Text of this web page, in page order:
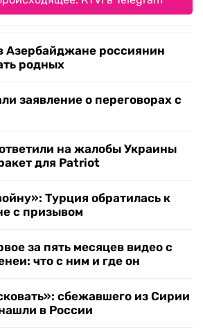
россиянин
родных
заявление о переговорах с
на жалобы Украины
для Patriot
Турция обратилась к
с призывом
за пять месяцев видео с
что с ним и где он
сбежавшего из Сирии
в России